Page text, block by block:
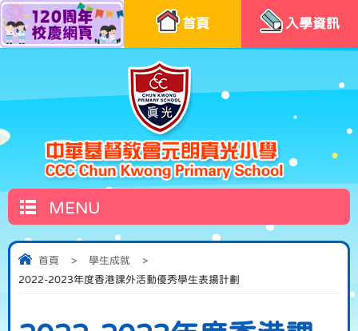
首頁 入學資訊
MENU
首頁 > 學生成就
>
2022-2023年度香港課外活動優秀學生表揚計劃